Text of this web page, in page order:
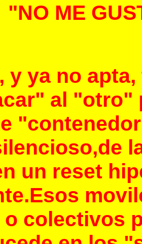
"NO ME
y ya no
al "otro"
un reset
colectivos